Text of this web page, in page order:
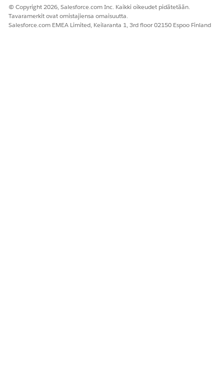
© Copyright 2026, Salesforce.com Inc. Kaikki oikeudet pidätetään.
Tavaramerkit ovat omistajiensa omaisuutta.
Salesforce.com EMEA Limited, Keilaranta 1, 3rd floor 02150 Espoo Finland